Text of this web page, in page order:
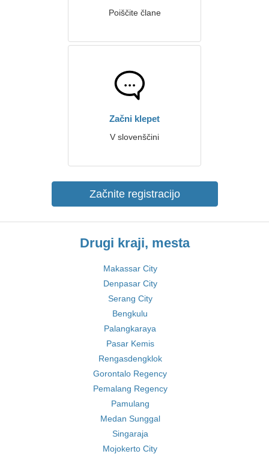
Poiščite člane
Začni klepet
V slovenščini
Začnite registracijo
Drugi kraji, mesta
Makassar City
Denpasar City
Serang City
Bengkulu
Palangkaraya
Pasar Kemis
Rengasdengklok
Gorontalo Regency
Pemalang Regency
Pamulang
Medan Sunggal
Singaraja
Mojokerto City